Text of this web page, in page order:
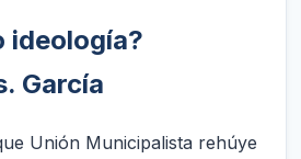
ideología?
García
Unión Municipalista rehúye